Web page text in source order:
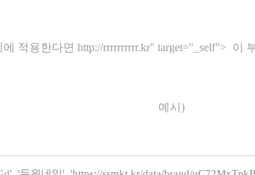
적용한다면 http://rrrrrrrrrr.kr" target="_self"> 이
예시)